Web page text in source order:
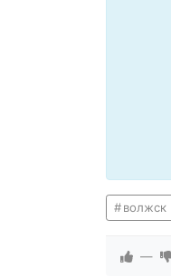
волжск
—